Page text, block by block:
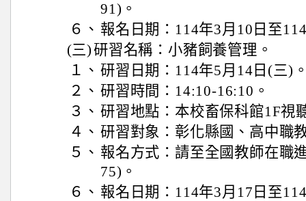
91)。
６、 報名日期：114年3月10日至
(三)研習名稱：小豬飼養管理。
１、 研習日期：114年5月14日(三)
２、 研習時間：14:10-16:10。
３、 研習地點：本校畜保科館1F視
４、 研習對象：彰化縣國、高中職
５、 報名方式：請至全國教師在職
75)。
６、 報名日期：114年3月17日至